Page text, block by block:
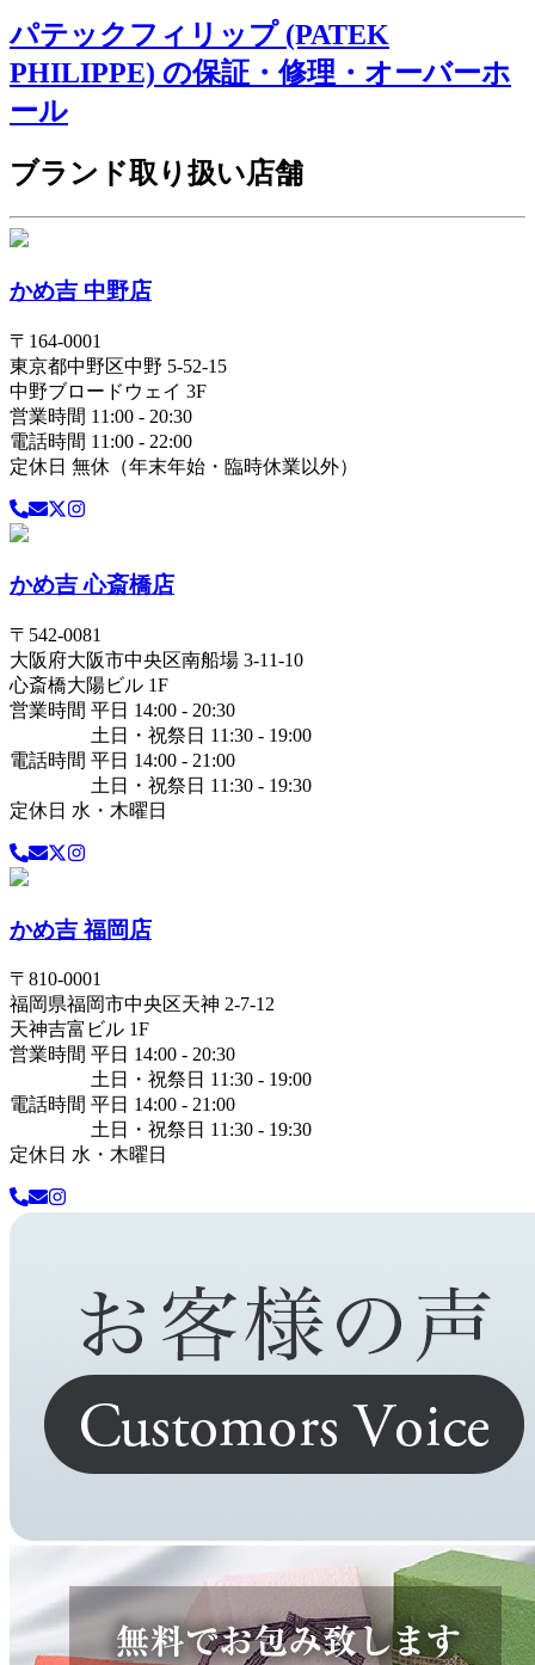
パテックフィリップ (PATEK
PHILIPPE) の保証・修理・オーバーホ
ール
ブランド取り扱い店舗
かめ吉 中野店
〒 164-0001
東京都中野区中野 5-52-15
中野ブロードウェイ 3F
営業時間 11:00 - 20:30
電話時間 11:00 - 22:00
定休日 無休（年末年始・臨時休業以外）
かめ吉 心斎橋店
〒 542-0081
大阪府大阪市中央区南船場 3-11-10
心斎橋大陽ビル 1F
営業時間 平日 14:00 - 20:30
土日・祝祭日 11:30 - 19:00
電話時間 平日 14:00 - 21:00
土日・祝祭日 11:30 - 19:30
定休日 水・木曜日
かめ吉 福岡店
〒 810-0001
福岡県福岡市中央区天神 2-7-12
天神吉富ビル 1F
営業時間 平日 14:00 - 20:30
土日・祝祭日 11:30 - 19:00
電話時間 平日 14:00 - 21:00
土日・祝祭日 11:30 - 19:30
定休日 水・木曜日